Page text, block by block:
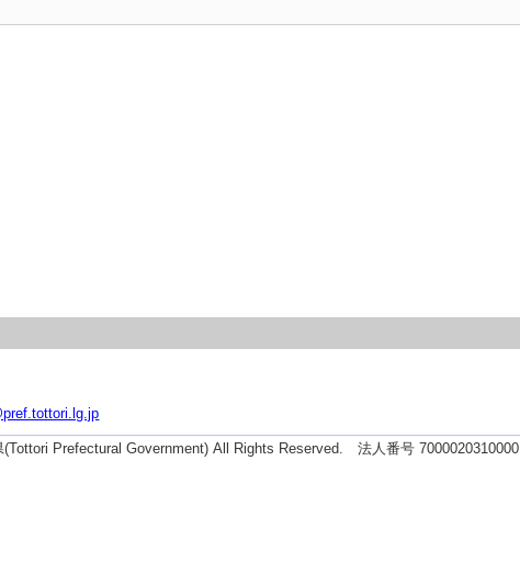
(Tottori Prefectural Government) All Rights Reserved. 法人番号 7000020310000